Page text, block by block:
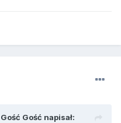
Gość napisał: